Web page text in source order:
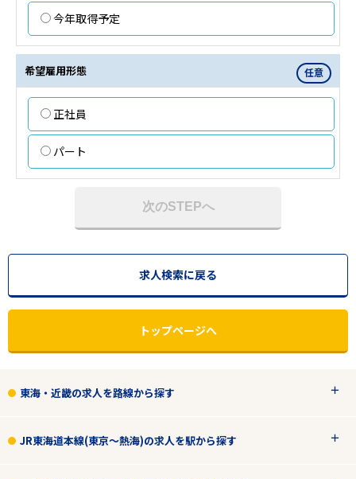
今年取得予定
希望雇用形態 任意
正社員
パート
次のSTEPへ
求人検索に戻る
トップページへ
東海・近畿の求人を路線から探す
JR東海道本線(東京～熱海)の求人を駅から探す